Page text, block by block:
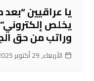
يا عراقيين
يخلص
وراتب من حق
الأربعاء, 29 أكتوبر 2025, 20:09